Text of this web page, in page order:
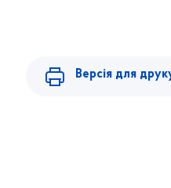
Версія для